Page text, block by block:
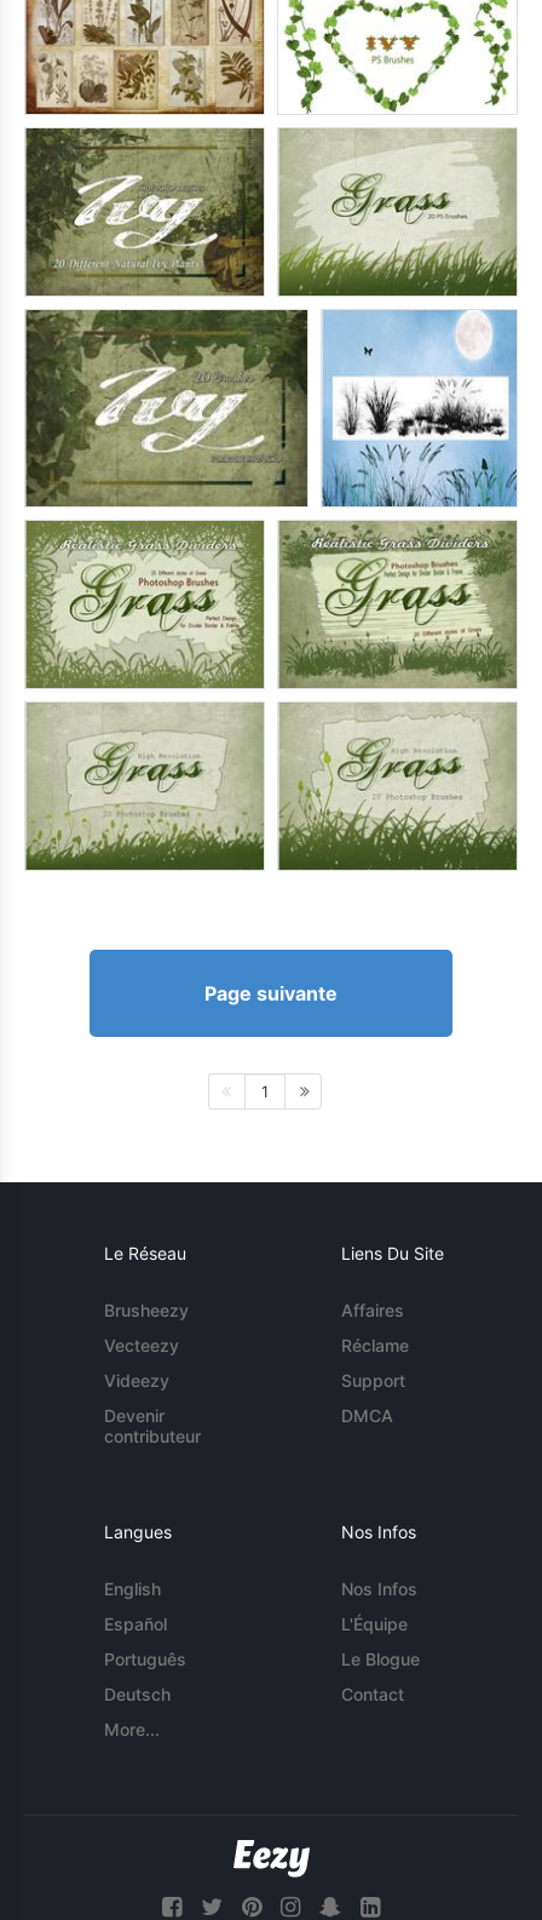
Page suivante
1
Le Réseau
Brusheezy
Vecteezy
Videezy
Devenir
contributeur
Liens Du Site
Affaires
Réclame
Support
DMCA
Langues
English
Español
Português
Deutsch
More...
Nos Infos
Nos Infos
L'Équipe
Le Blogue
Contact